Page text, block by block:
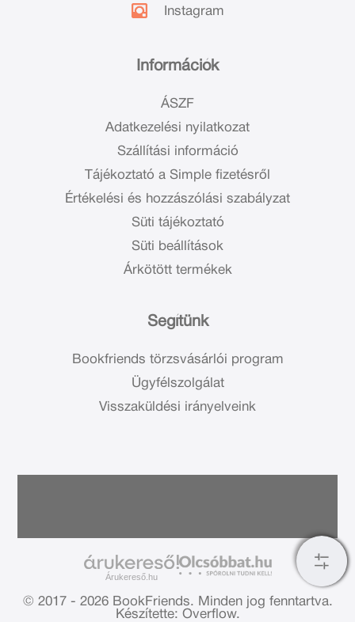
Információk
ÁSZF
Adatkezelési nyilatkozat
Szállítási információ
Tájékoztató a Simple fizetésről
Értékelési és hozzászólási szabályzat
Süti tájékoztató
Süti beállítások
Árkötött termékek
Segítünk
Bookfriends törzsvásárlói program
Ügyfélszolgálat
Visszaküldési irányelveink
Instagram
Árukereső.hu
© 2017 - 2026 BookFriends. Minden jog fenntartva.
Készítette: Overflow.